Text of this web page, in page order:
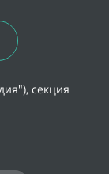
секция